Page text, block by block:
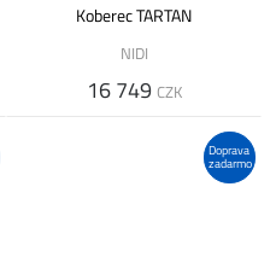
Koberec TARTAN
NIDI
16 749 CZK
Doprava
zadarmo